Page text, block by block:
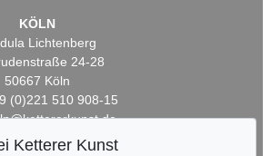
KÖLN
Lichtenberg
24-28
50667 Köln
(0)221 510 908-15
Ketterer Kunst